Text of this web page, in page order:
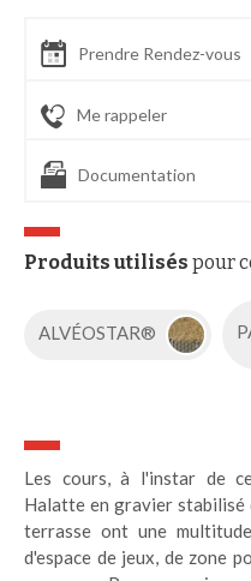
Prendre Rendez-vous
Me rappeler
Documentation
Produits utilisés pour
ALVÉOSTAR®
Les cours, à l'instar de
Halatte en gravier
terrasse ont une
d'espace de jeux, de zone